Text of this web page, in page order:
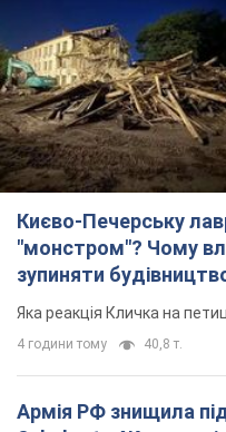
"московського
Яка реакція Кличка на
4 години тому 40,8 т.
Армія РФ знищила
Schubert у
Коли поновить роботу
21 хвилину тому 2,7 т.
МЗС Болгарії
через інцидент із
Бесіда відбудеться 10
4 години тому 5,9 т.